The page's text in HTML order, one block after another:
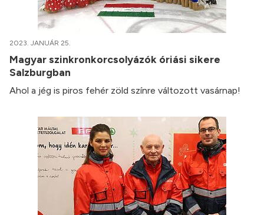
2023. JANUÁR 25.
Magyar szinkronkorcsolyázók óriási sikere
Salzburgban
Ahol a jég is piros fehér zöld színre változott vasárnap!